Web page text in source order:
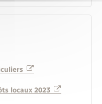
locaux 2023